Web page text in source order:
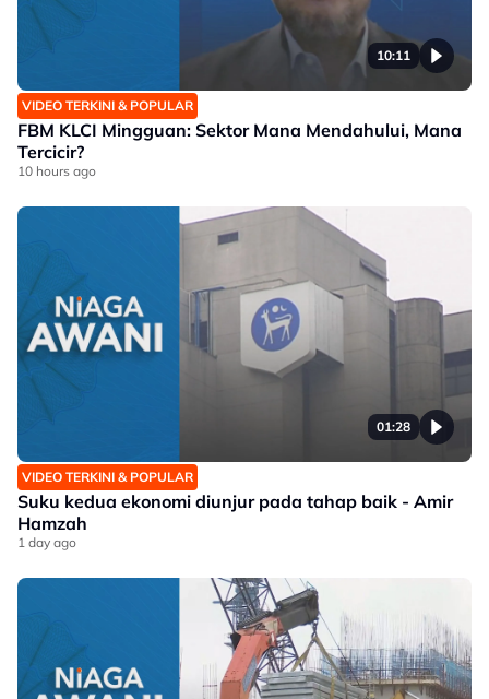
10:11
VIDEO TERKINI & POPULAR
FBM KLCI Mingguan: Sektor Mana Mendahului, Mana
Tercicir?
10 hours ago
01:28
VIDEO TERKINI & POPULAR
Suku kedua ekonomi diunjur pada tahap baik - Amir
Hamzah
1 day ago